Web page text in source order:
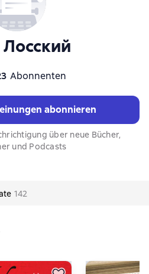
Abonnenten
abonnieren
über neue Bücher,
und Podcasts
142